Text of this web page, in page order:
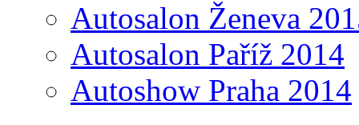
Autosalon Ženeva
Autosalon Paříž 2014
Autoshow Praha 2014